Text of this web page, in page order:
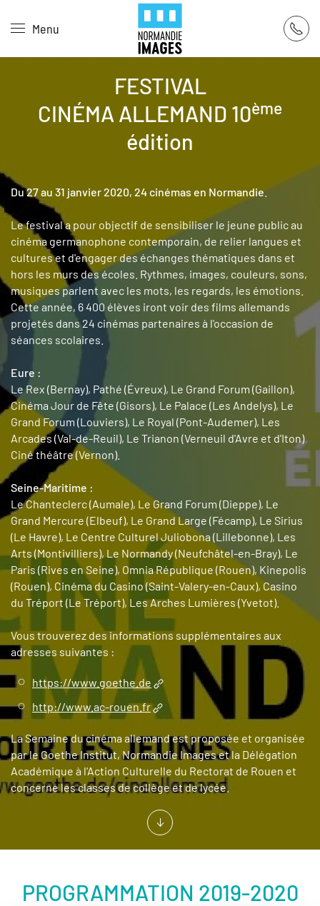
Skip to main content
Menu
FESTIVAL
CINÉMA ALLEMAND 10ème
édition
Du 27 au 31 janvier 2020, 24 cinémas en Normandie.
Le festival a pour objectif de sensibiliser le jeune public au
cinéma germanophone contemporain, de relier langues et
cultures et d'engager des échanges thématiques dans et
hors les murs des écoles. Rythmes, images, couleurs, sons,
musiques parlent avec les mots, les regards, les émotions.
Cette année, 6 400 élèves iront voir des films allemands
projetés dans 24 cinémas partenaires à l'occasion de
séances scolaires.
Eure :
Le Rex (Bernay), Pathé (Évreux), Le Grand Forum (Gaillon),
Cinéma Jour de Fête (Gisors), Le Palace (Les Andelys), Le
Grand Forum (Louviers), Le Royal (Pont-Audemer), Les
Arcades (Val-de-Reuil), Le Trianon (Verneuil d'Avre et d'Iton)
Ciné théâtre (Vernon).
Seine-Maritime :
Le Chanteclerc (Aumale), Le Grand Forum (Dieppe), Le
Grand Mercure (Elbeuf), Le Grand Large (Fécamp), Le Sirius
(Le Havre), Le Centre Culturel Juliobona (Lillebonne), Les
Arts (Montivilliers), Le Normandy (Neufchâtel-en-Bray), Le
Paris (Rives en Seine), Omnia République (Rouen), Kinepolis
(Rouen), Cinéma du Casino (Saint-Valery-en-Caux), Casino
du Tréport (Le Tréport), Les Arches Lumières (Yvetot).
Vous trouverez des informations supplémentaires aux
adresses suivantes :
https://www.goethe.de
http://www.ac-rouen.fr
La Semaine du cinéma allemand est proposée et organisée
par le Goethe Institut, Normandie Images et la Délégation
Académique à l'Action Culturelle du Rectorat de Rouen et
concerne les classes de collège et de lycée.
PROGRAMMATION 2019-2020
Panneau de gestion des cookies